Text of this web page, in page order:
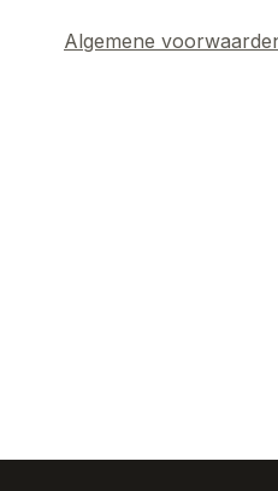
Algemene